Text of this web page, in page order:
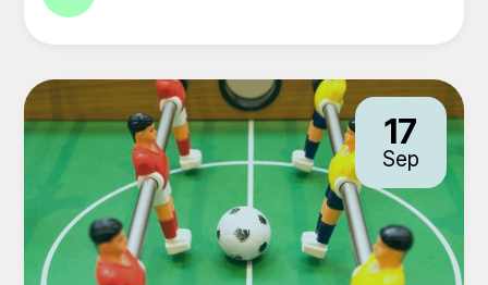
i
praktiken
–
en
trygg,
inkluderande
och
attraktiv
17
Sep